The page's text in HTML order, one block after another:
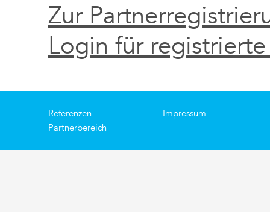
Zur
Login für
Referenzen
Partnerbereich
Impressum